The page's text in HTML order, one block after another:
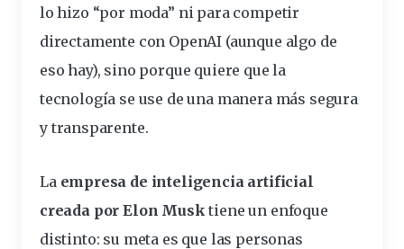
lo hizo “por moda” ni para competir
directamente con OpenAI (aunque algo de
eso hay), sino porque quiere que la
tecnología se use de una manera más segura
y transparente.
La empresa de inteligencia artificial
creada por Elon Musk tiene un enfoque
distinto: su meta es que las personas